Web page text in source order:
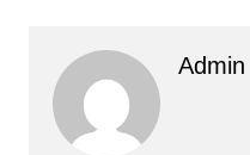
Admin